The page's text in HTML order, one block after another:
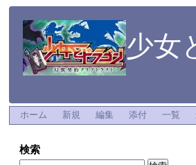
少女
ホーム 新規 編集 添付 一覧
検索